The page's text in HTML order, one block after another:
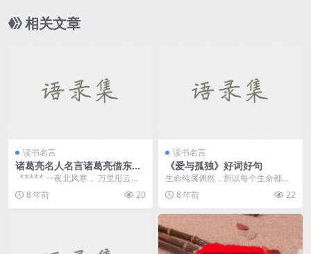
相关文章
读书名言
诸葛亮名人名言诸葛亮借东风
经典故事名句
***** 一夜北风寒， 万里彤云
厚， 长空雪乱飘， ...
8 年前 20
读书名言
《爱与孤独》好词好句
生命纯属偶然，所以每个生命都要
依恋另一个生命，相依为命，结伴
而行。 ...
8 年前 22